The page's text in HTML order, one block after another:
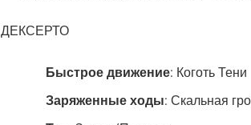
ДЕКСЕРТО
Быстрое движение: Коготь Тени
Заряженные ходы: Скальная